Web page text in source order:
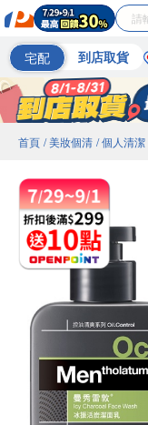
宅配 到店取貨
首頁 / 美妝個清 / 個人清潔